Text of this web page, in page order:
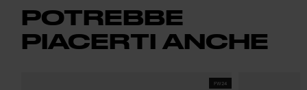
POTREBBE
PIACERTI ANCHE
FW24